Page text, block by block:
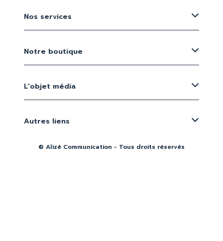
Nos services
Notre boutique
L'objet média
Autres liens
© Alizé Communication - Tous droits réservés